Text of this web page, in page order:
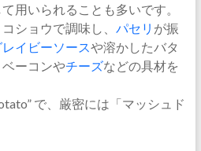
用いられることも多いです。
ショウで調味し、 パセリ が振
レイビーソースや溶かしたバタ
ーコンやチーズなどの具材を
で、厳密には「マッシュド